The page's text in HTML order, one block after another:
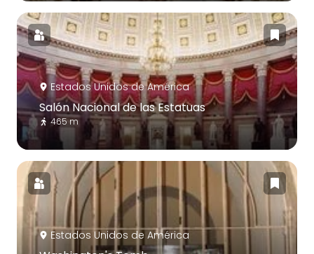
Estados Unidos de América
Salón Nacional de las Estatuas
465 m
Estados Unidos de América